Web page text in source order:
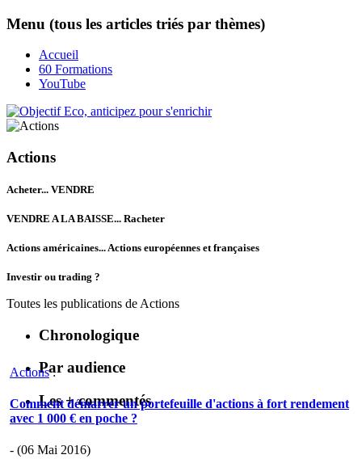
Menu (tous les articles triés par thèmes)
Accueil
60 Formations
YouTube
Actions
Acheter... VENDRE
VENDRE A LA BAISSE... Racheter
Actions américaines... Actions européennes et françaises
Investir ou trading ?
Toutes les publications de Actions
Chronologique
Par audience
Les + commentés
Actions:
Comment démarrer un portefeuille d'actions à fort rendement
avec 1 000 € en poche ?
- (06 Mai 2016)